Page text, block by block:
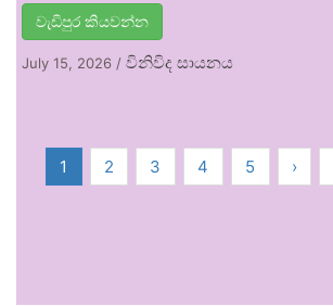
වැඩිපුර කියවන්න
July 15, 2026 / විනිවිද සායනය
1 2 3 4 5 ›